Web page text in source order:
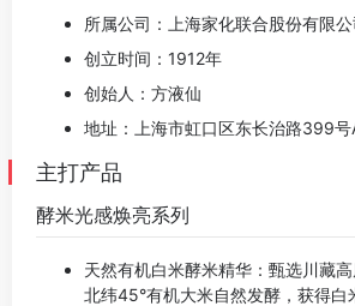
所属公司：上海家化联合股份有限公
创立时间：1912年
创始人：方液仙
地址：上海市虹口区东长治路399号
主打产品
酵米光感焕亮系列
天然有机白米酵米精华：甄选川藏
北纬45°有机大米自然发酵，获得白